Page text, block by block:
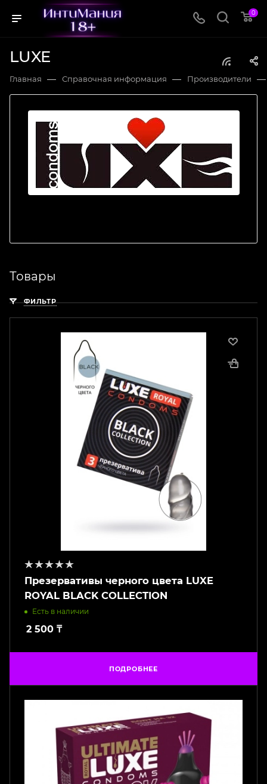
0
LUXE
Главная — Справочная информация — Производители —
Товары
ФИЛЬТР
Презервативы черного цвета LUXE
ROYAL BLACK COLLECTION
Есть в наличии
2 500 ₸
ПОДРОБНЕЕ